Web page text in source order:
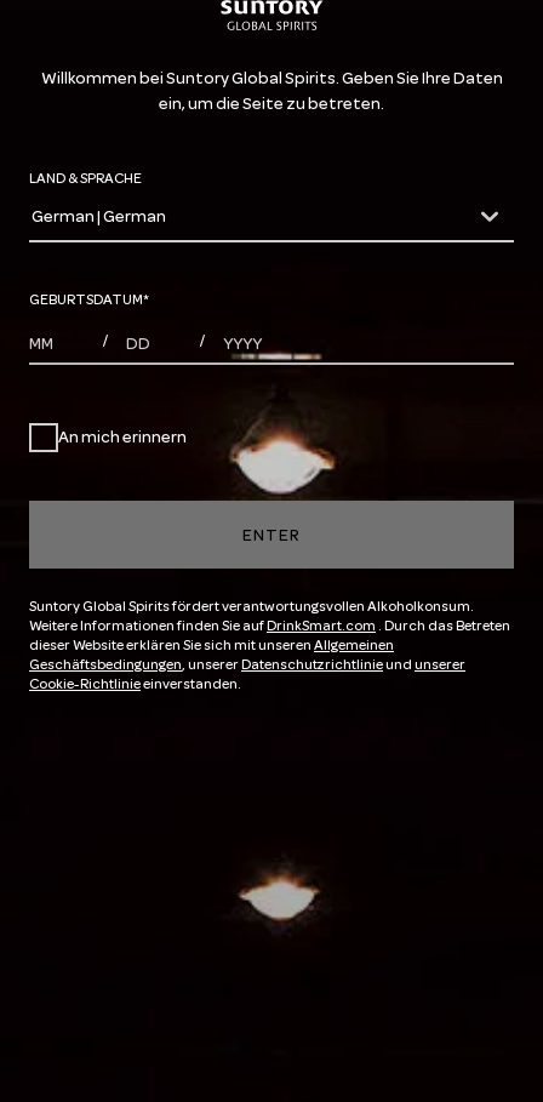
Willkommen bei Suntory Global Spirits. Geben Sie Ihre Daten
ein, um die Seite zu betreten.
LAND & SPRACHE
countryDropdown
German | German
GEBURTSDATUM*
MONTHS
/ DAYS / YEAR
An mich erinnern
ENTER
Suntory Global Spirits fördert verantwortungsvollen Alkoholkonsum.
Weitere Informationen finden Sie aufDrinkSmart.com . Durch das Betreten
dieser Website erklären Sie sich mit unseren Allgemeinen
Geschäftsbedingungen, unsererDatenschutzrichtlinieund unserer
Cookie-Richtlinieeinverstanden.